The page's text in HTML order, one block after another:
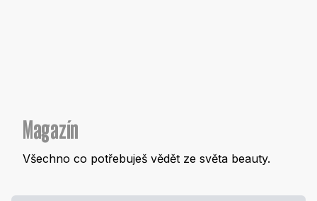
Magazín
Všechno co potřebuješ vědět ze světa beauty.